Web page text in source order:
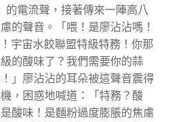
電流聲，接著傳來一陣高八
的聲音。「喂！是廖沾沾嗎！
宇宙水餃聯盟特級特務！你那
的酸味了？我們需要你的蒜
」廖沾沾的耳朵被這聲音震得
，困惑地喊道：「特務？酸
酸味！是麵粉過度膨脹的焦慮